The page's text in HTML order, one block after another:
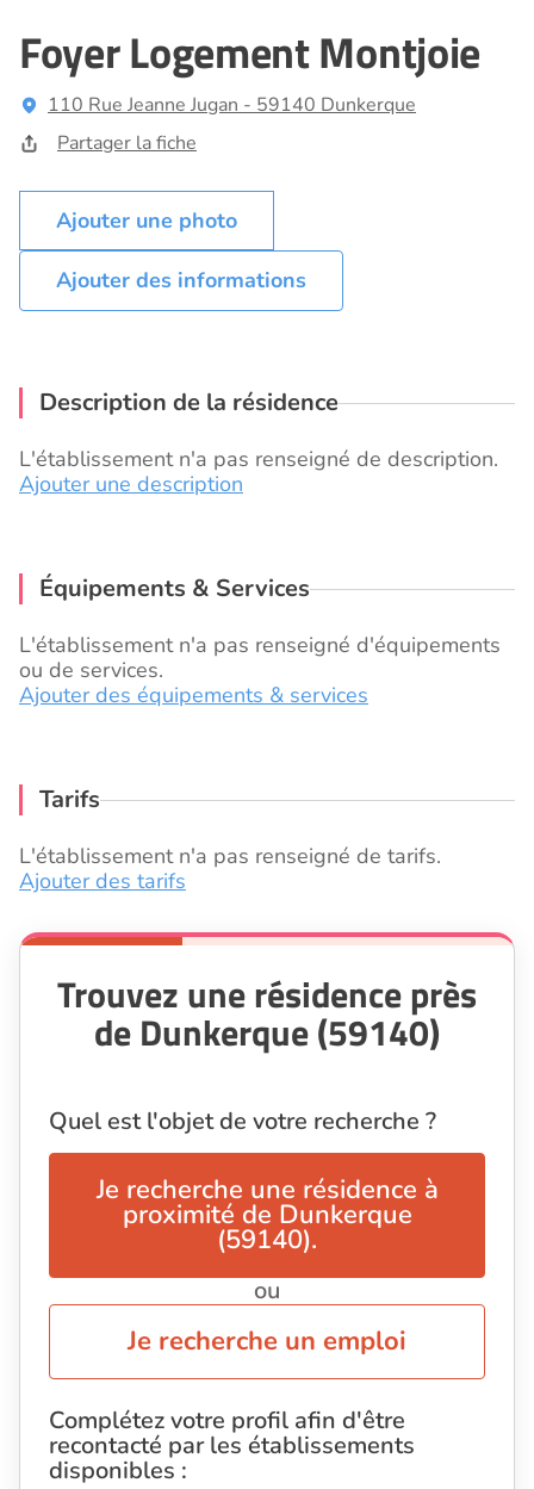
Foyer Logement Montjoie
110 Rue Jeanne Jugan - 59140 Dunkerque
Partager la fiche
Ajouter des informations
Description de la résidence
L'établissement n'a pas renseigné de description.
Ajouter une description
Équipements & Services
L'établissement n'a pas renseigné d'équipements
ou de services.
Ajouter des équipements & services
Tarifs
L'établissement n'a pas renseigné de tarifs.
Ajouter des tarifs
Trouvez une résidence près
de Dunkerque (59140)
Quel est l'objet de votre recherche ?
Je recherche une résidence à
proximité de Dunkerque
(59140).
ou
Je recherche un emploi
Complétez votre profil afin d'être
recontacté par les établissements
disponibles :